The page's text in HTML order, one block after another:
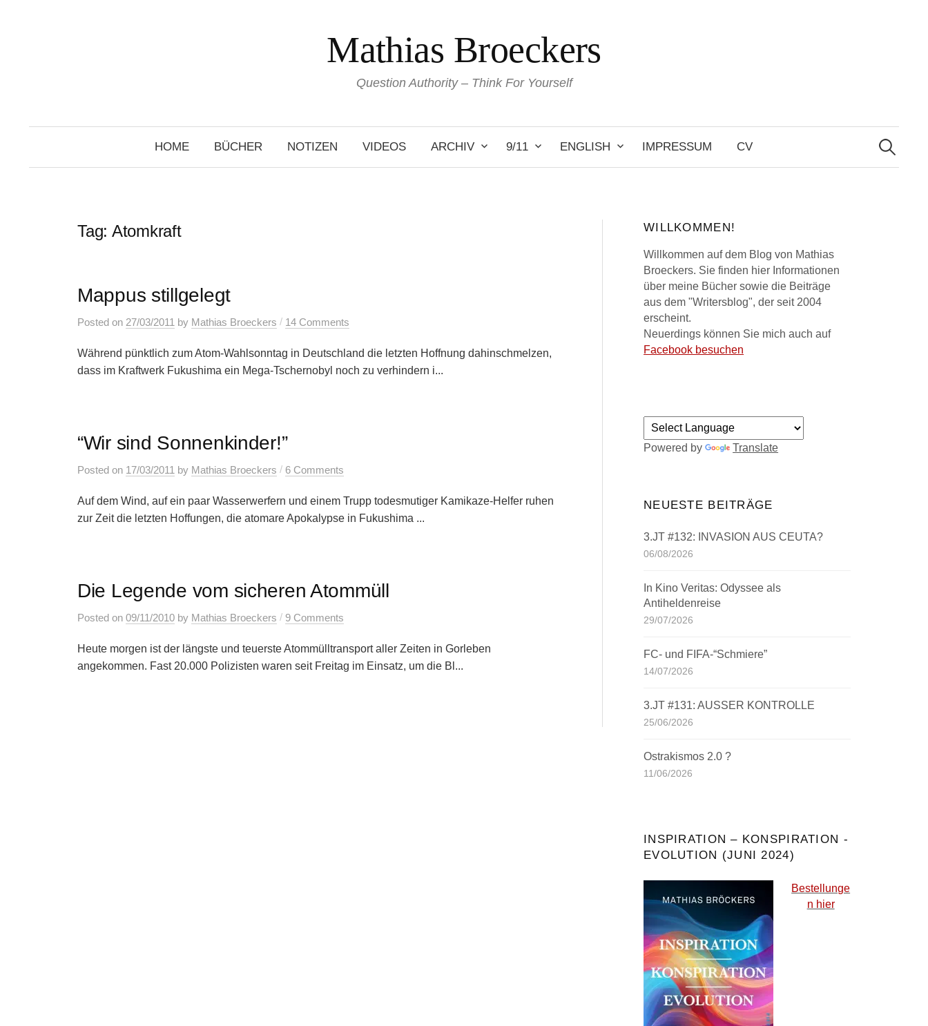
Mathias Broeckers
Question Authority – Think For Yourself
HOME BÜCHER NOTIZEN VIDEOS ARCHIV 9/11 ENGLISH IMPRESSUM CV
Search
for:
Tag: Atomkraft
Mappus stillgelegt
Posted on 27/03/2011 by Mathias Broeckers / 14 Comments
Während pünktlich zum Atom-Wahlsonntag in Deutschland die letzten Hoffnung dahinschmelzen,
dass im Kraftwerk Fukushima ein Mega-Tschernobyl noch zu verhindern i...
“Wir sind Sonnenkinder!”
Posted on 17/03/2011 by Mathias Broeckers / 6 Comments
Auf dem Wind, auf ein paar Wasserwerfern und einem Trupp todesmutiger Kamikaze-Helfer ruhen
zur Zeit die letzten Hoffungen, die atomare Apokalypse in Fukushima ...
Die Legende vom sicheren Atommüll
Posted on 09/11/2010 by Mathias Broeckers / 9 Comments
Heute morgen ist der längste und teuerste Atommülltransport aller Zeiten in Gorleben
angekommen. Fast 20.000 Polizisten waren seit Freitag im Einsatz, um die Bl...
WILLKOMMEN!
Willkommen auf dem Blog von Mathias
Broeckers. Sie finden hier Informationen
über meine Bücher sowie die Beiträge
aus dem "Writersblog", der seit 2004
erscheint.
Neuerdings können Sie mich auch auf
Facebook besuchen
Powered by Translate
NEUESTE BEITRÄGE
3.JT #132: INVASION AUS CEUTA?
06/08/2026
In Kino Veritas: Odyssee als
Antiheldenreise
29/07/2026
FC- und FIFA-“Schmiere”
14/07/2026
3.JT #131: AUSSER KONTROLLE
25/06/2026
Ostrakismos 2.0 ?
11/06/2026
INSPIRATION – KONSPIRATION -
EVOLUTION (JUNI 2024)
Bestellunge
n hier